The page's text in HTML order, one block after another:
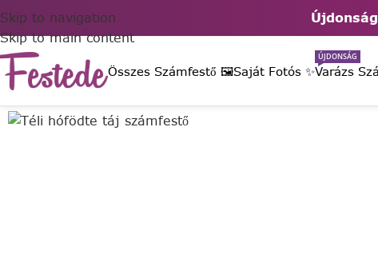
Skip to navigation
Skip to main content
Összes Számfestő 🖼️Saját Fotós ✨Varázs
ÚJDONSÁG